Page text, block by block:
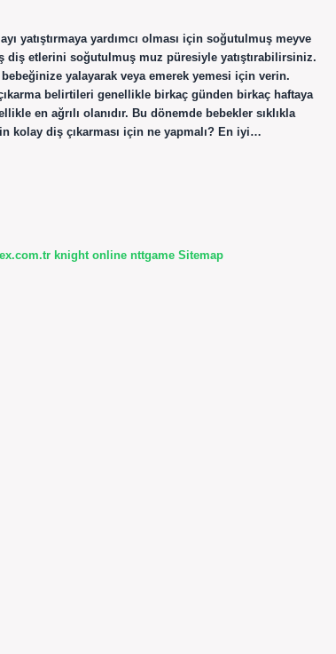
yatıştırmaya yardımcı olması için soğutulmuş meyve
diş etlerini soğutulmuş muz püresiyle yatıştırabilirsiniz.
yalayarak veya emerek yemesi için verin.
belirtileri genellikle birkaç günden birkaç haftaya
en ağrılı olanıdır. Bu dönemde bebekler sıklıkla
kolay diş çıkarması için ne yapmalı? En iyi…
knight online nttgame Sitemap